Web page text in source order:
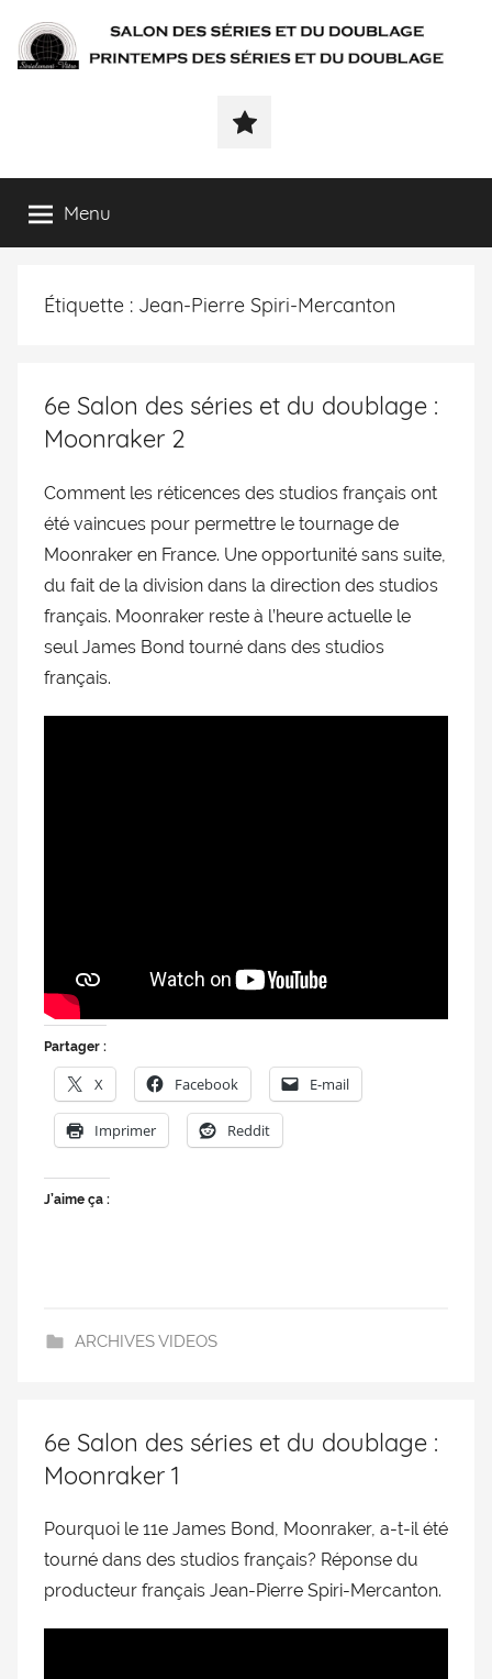
SÉRIALEMENT-
séries
et
doublage
séries
doublage
Rendez-
vous
séries
Menu
Étiquette : Jean-Pierre Spiri-Mercanton
6e Salon des séries et du doublage :
Moonraker 2
Comment les réticences des studios français ont
été vaincues pour permettre le tournage de
Moonraker en France. Une opportunité sans suite,
du fait de la division dans la direction des studios
français. Moonraker reste à l’heure actuelle le
seul James Bond tourné dans des studios
français.
Partager :
X Facebook E-mail
Imprimer Reddit
J’aime ça :
ARCHIVES VIDEOS
6e Salon des séries et du doublage :
Moonraker 1
Pourquoi le 11e James Bond, Moonraker, a-t-il été
tourné dans des studios français? Réponse du
producteur français Jean-Pierre Spiri-Mercanton.